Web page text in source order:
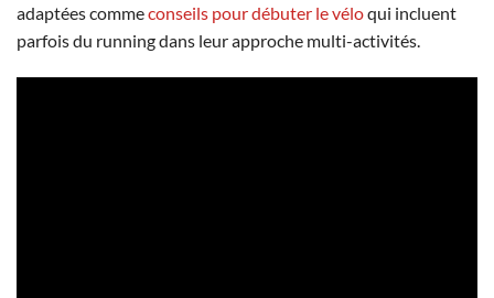
adaptées commeconseils pour débuter le véloqui incluent
parfois du running dans leur approche multi-activités.